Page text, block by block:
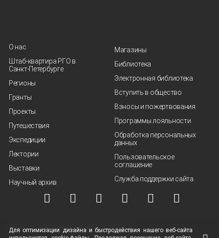
О нас
Штаб-квартира РГО в
Санкт‑Петербурге
Регионы
Гранты
Проекты
Путешествия
Экспедиции
Лектории
Выставки
Научный архив
Магазины
Библиотека
Электронная библиотека
Вступить в общество
Взносы и пожертвования
Программы лояльности
Обработка персональных
данных
Пользовательское
соглашение
Служба поддержки сайта
© ВОО "Русское географическое общество", 2013-2026 г.
Для оптимизации дизайна и быстродействия нашего веб-сайта